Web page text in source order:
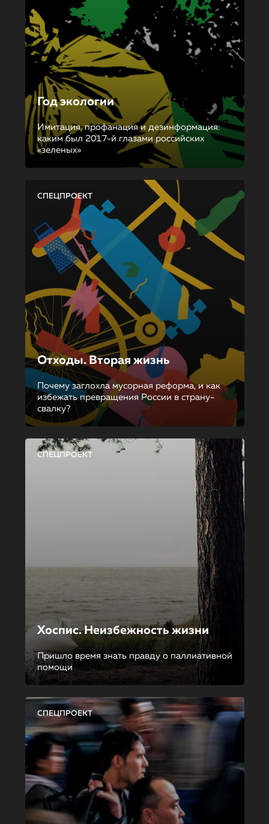
Год экологии
Имитация, профанация и дезинформация:
каким был 2017-й глазами российских
«зеленых»
СПЕЦПРОЕКТ
Отходы. Вторая жизнь
Почему заглохла мусорная реформа, и как
избежать превращения России в страну-
свалку?
СПЕЦПРОЕКТ
Хоспис. Неизбежность жизни
Пришло время знать правду о паллиативной
помощи
СПЕЦПРОЕКТ